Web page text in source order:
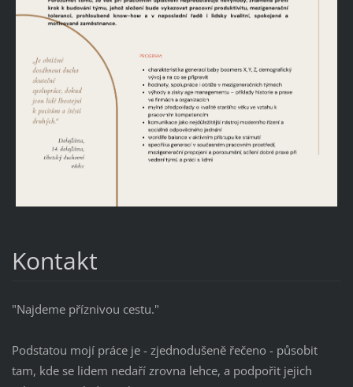
Kontakt
"Najdeme příznivou cestu."
Podstatou mojí práce je - zjednodušeně řečeno - působit
tam, kde se lidem nedaří zrovna lehce, a podpořit jejich